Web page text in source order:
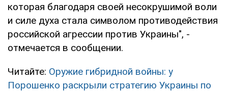
которая благодаря своей несокрушимой воли
и силе духа стала символом противодействия
российской агрессии против Украины", -
отмечается в сообщении.
Читайте: Оружие гибридной войны: у
Порошенко раскрыли стратегию Украины по